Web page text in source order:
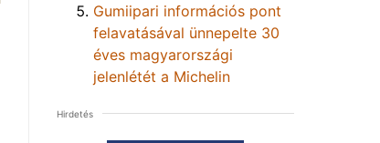
Gumiipari információs pont
felavatásával ünnepelte 30
éves magyarországi
jelenlétét a Michelin
Hirdetés